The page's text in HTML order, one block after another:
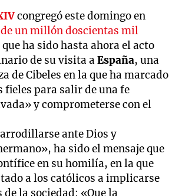
congregó este domingo en
un millón doscientas mil
que ha sido hasta ahora el acto
de su visita aEspaña, una
de Cibeles en la que ha marcado
fieles para salir de una fe
y comprometerse con el
ante Dios y
ha sido el mensaje que
en su homilía, en la que
a los católicos a implicarse
de la sociedad: «Que la